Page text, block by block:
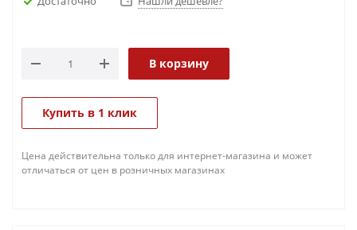
В корзину
Купить в 1 клик
Цена действительна только для интернет-магазина и может
отличаться от цен в розничных магазинах